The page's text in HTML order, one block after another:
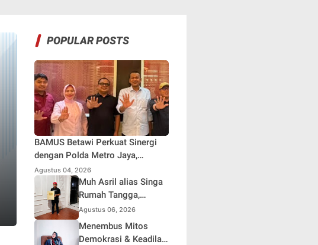
POPULAR POSTS
BAMUS Betawi Perkuat Sinergi
dengan Polda Metro Jaya,
Tegaskan Komitmen Menjaga
Jakarta Aman, Damai, dan
Kondusif Jelang HUT ke-81
Republik Indonesia
Agustus 04, 2026
Muh Asril alias Singa
Rumah Tangga,
Kreator Kocak yang
Jago Bikin Kisah
Suami Takut Istri Jadi
Agustus 06, 2026
Menembus Mitos
Demokrasi & Keadilan